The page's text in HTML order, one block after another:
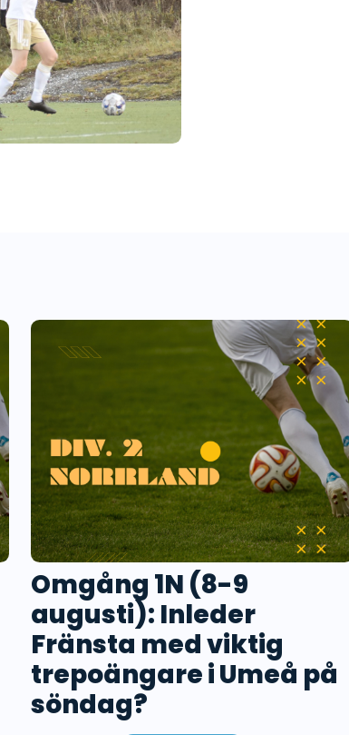
Omgång 1N (8-9
augusti): Inleder
Fränsta med viktig
trepoängare i Umeå på
söndag?